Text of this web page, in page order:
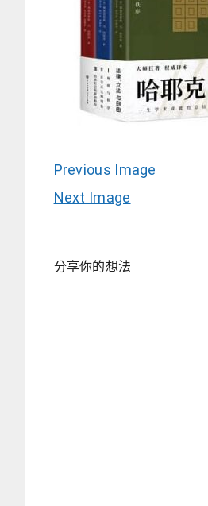
Previous Image
Next Image
分享你的想法